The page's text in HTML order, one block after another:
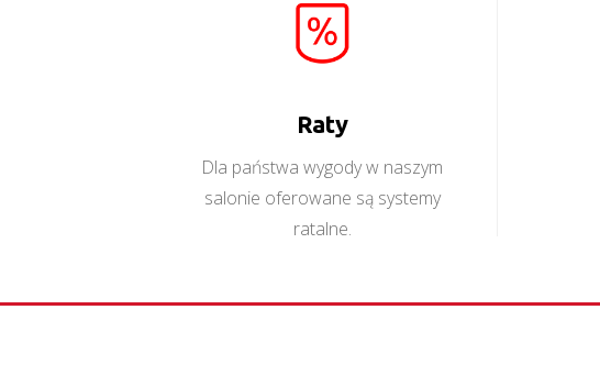
Raty
Dla państwa wygody w naszym
salonie oferowane są systemy
ratalne.